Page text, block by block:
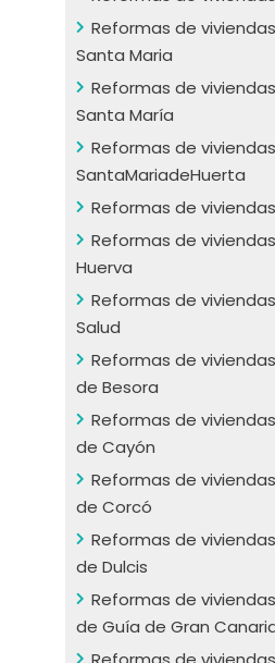
Reformas de
Santa Maria
Reformas de
Santa María
Reformas de
SantaMariadeHuerta
Reformas de
Reformas de
Huerva
Reformas de
Salud
Reformas de
de Besora
Reformas de
de Cayón
Reformas de
de Corcó
Reformas de
de Dulcis
Reformas de
de Guía de Gran